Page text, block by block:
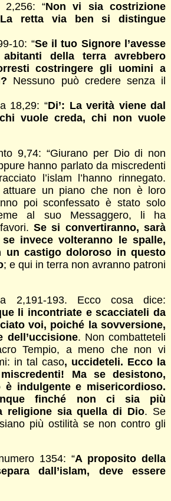
2,256: “Non vi sia costrizione
retta via ben si distingue
10: “Se il tuo Signore l’avesse
della terra avrebbero
costringere gli uomini a
Nessuno può credere senza il
18,29: “Di’: La verità viene dal
vuole creda, chi non vuole
9,74: “Giurano per Dio di non
hanno parlato da miscredenti
l’islam l’hanno rinnegato.
attuare un piano che non è loro
poi sconfessato è stato solo
al suo Messaggero, li ha
Se si convertiranno, sarà
invece volteranno le spalle,
un castigo doloroso in questo
; e qui in terra non avranno patroni
2,191-193. Ecco cosa dice:
li incontriate e scacciateli da
voi, poiché la sovversione,
dell’uccisione. Non combatteteli
Tempio, a meno che non vi
in tal caso, uccideteli. Ecco la
Ma se desistono,
è indulgente e misericordioso.
finché non ci sia più
religione sia quella di Dio. Se
più ostilità se non contro gli
1354: “A proposito della
dall’islam, deve essere